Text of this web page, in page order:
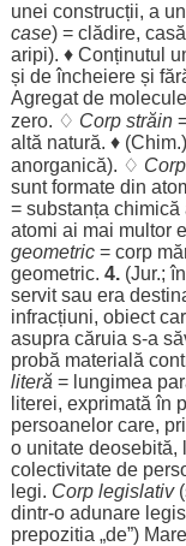
unei construcții, a
case) = clădire, casă
aripi). ♦ Conținutul
și deîncheiereși
Agregatde molecule
zero. ♢ Corp străin
altă natură. ♦ (Chim.)
anorganică). ♢ Corp
sunt formatedin
= substanța chimică
atomi ai mai multor
geometric= corp
geometric. 4.(Jur.; în
servitsau era
infracțiuni, obiect
asupra căruia s-a
probă materială
literă = lungimea
literei, exprimată în
persoanelorcare,
o unitate deosebită,
colectivitatede
legi. Corp legislativ
dintr-o adunare
prepozitia „de”) Mare